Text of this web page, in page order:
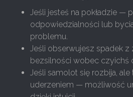
Jeśli jesteś na pokładzie —
odpowiedzialności lub
problemu.
Jeśli obserwujesz spadek
bezsilności wobec czyichś
Jeśli samolot się rozbija,
uderzeniem — możliwość